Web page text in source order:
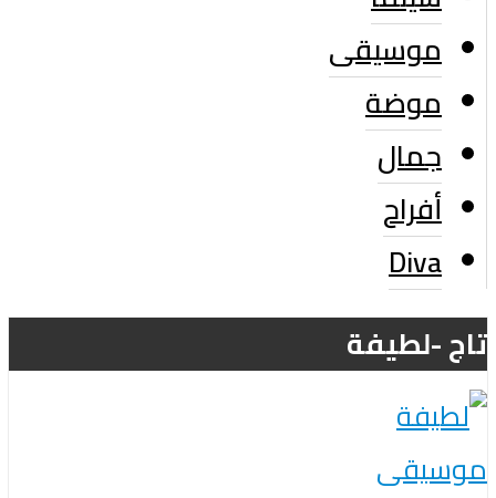
موسيقى
موضة
جمال
أفراح
Diva
تاج -لطيفة
موسيقى